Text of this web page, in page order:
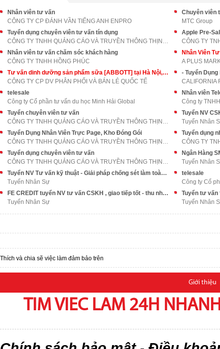
Nhân viên tư vấn
CÔNG TY CP ĐÁNH VẦN TIẾNG ANH ENPRO
Chuyên viên
MTC Group
Tuyển dụng chuyên viên tư vấn tín dụng
CÔNG TY TNHH QUẢNG CÁO VÀ TRUYỀN THÔNG THỊNH AN PH
Apple Pre-
CÔNG TY
Nhân viên tư vấn chăm sóc khách hàng
CÔNG TY TNHH HỒNG PHÚC
Nhân Viên
A PLUS
Tư vấn dinh dưỡng sản phẩm sữa [ABBOTT] tại Hà Nội, Hồ Chí Minh
CÔNG TY CP DV PHÂN PHỐI VÀ BÁN LẺ QUỐC TẾ
- Tuyển
CALIFORNIA
telesale
Công ty Cổ phần tư vấn du học Minh Hải Global
Nhân viên
Công ty
Tuyển chuyên viên tư vấn
CÔNG TY TNHH QUẢNG CÁO VÀ TRUYỀN THÔNG THỊNH AN PH
Tuyển Nhân
Tuyển Dụng Nhân Viên Trực Page, Kho Đóng Gói
CÔNG TY TNHH QUẢNG CÁO VÀ TRUYỀN THÔNG THỊNH AN PH
Tuyển dụng
Tuyển dụng chuyên viên tư vấn
CÔNG TY TNHH QUẢNG CÁO VÀ TRUYỀN THÔNG THỊNH AN PH
Tuyển Nhân
Tuyển NV Tư vấn kỹ thuật - Giải pháp chống sét làm toàn miền Bắc
Tuyển Nhân Sự
telesale
Công ty Cổ
FE CREDIT tuyển NV tư vấn CSKH , giao tiếp tốt - thu nhập cực cao
Tuyển Nhân Sự
Tuyển Nhân
Thích và chia sẽ việc làm đảm bảo trên
Giới thiệu
TIM VIEC LAM 24H